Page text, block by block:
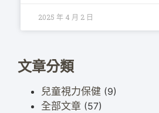
文章分類
兒童視力保健 (9)
全部文章 (57)
2025 年 4 月 2 日